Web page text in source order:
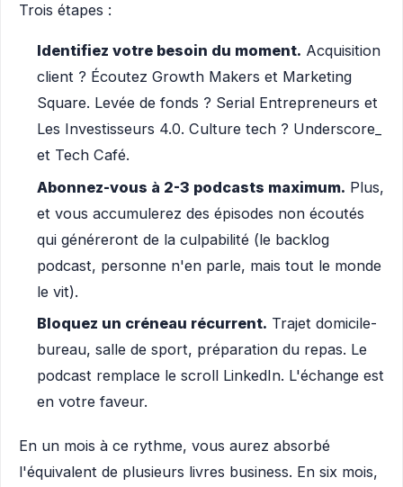
Trois étapes :
Identifiez votre besoin du moment. Acquisition
client ? Écoutez Growth Makers et Marketing
Square. Levée de fonds ? Serial Entrepreneurs et
Les Investisseurs 4.0. Culture tech ? Underscore_
et Tech Café.
Abonnez-vous à 2-3 podcasts maximum. Plus,
et vous accumulerez des épisodes non écoutés
qui généreront de la culpabilité (le backlog
podcast, personne n'en parle, mais tout le monde
le vit).
Bloquez un créneau récurrent. Trajet domicile-
bureau, salle de sport, préparation du repas. Le
podcast remplace le scroll LinkedIn. L'échange est
en votre faveur.
En un mois à ce rythme, vous aurez absorbé
l'équivalent de plusieurs livres business. En six mois,